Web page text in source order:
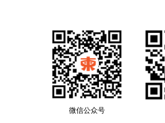
微信公众号